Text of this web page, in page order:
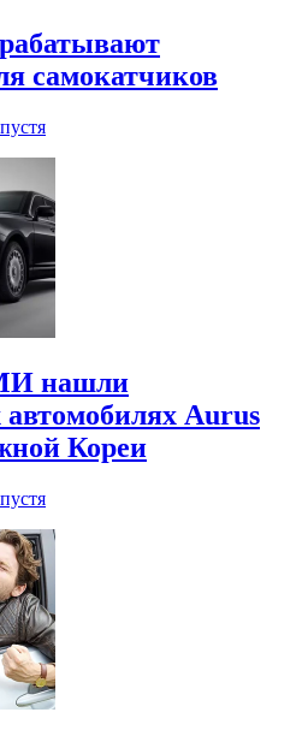
самокатчиков
нашли
автомобилях Aurus
Кореи